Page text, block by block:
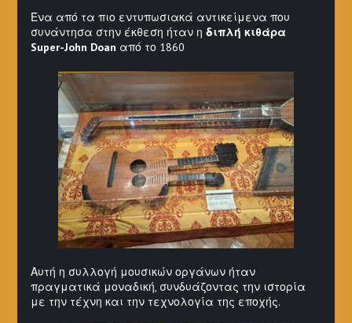
Ένα από τα πιο εντυπωσιακά αντικείμενα που
συνάντησα στην έκθεση ήταν η διπλή κιθάρα
Super-John Doan από το 1860
Αυτή η συλλογή μουσικών οργάνων ήταν
πραγματικά μοναδική, συνδυάζοντας την ιστορία
με την τέχνη και την τεχνολογία της εποχής.